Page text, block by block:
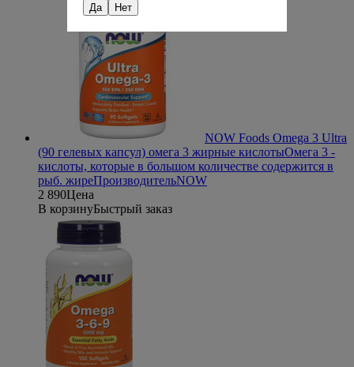
NOW Foods Omega 3 Ultra
(90 гелевых капсул) омега 3 жирные кислотыОмега 3 -
кислоты, которые в большом количестве содержится в
рыб. жиреПроизводительNOW
2 890Цена
В корзинуБыстрый заказ
Да Нет